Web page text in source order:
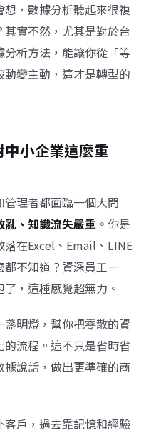
，數據分析聽起來很複
實不然，尤其是對於台
析方法，能讓你從「等
變主動，這才是轉型的
小企業這麼重
理者都面臨一個大問
亂、知識流失嚴重 。你是
在Excel、Email、LINE
不知道？資深員工一
，這種感覺超無力。
明燈，幫你把零散的資
流程。這不只是省時省
說話，做出更準確的商
戶，過去靠記憶和經驗